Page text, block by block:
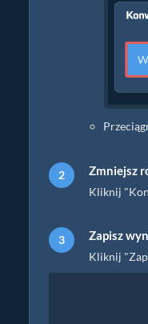
Zmniejsz
Kliknij
Zapisz
Kliknij